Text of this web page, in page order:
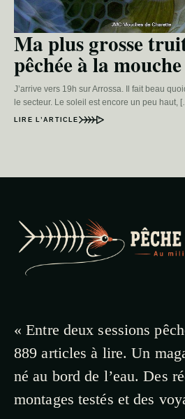
Ma plus grosse
pêchée à la
J’arrive vers 19h sur Arrossa. Il fait beau
le secteur. Le soleil est encore un peu haut,
LIRE L’ARTICLE
« Entre deux sessions
889 articles à lire. Un
né au bord de l’eau. Des
montages testés et des